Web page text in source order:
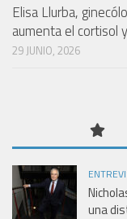
Elisa Llurba,
aumenta el cortisol
29 JUNIO, 2026
una